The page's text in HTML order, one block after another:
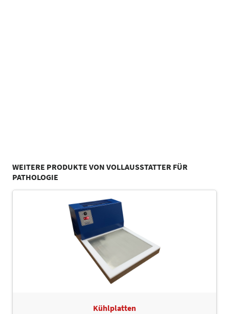
WEITERE PRODUKTE VON VOLLAUSSTATTER FÜR
PATHOLOGIE
Kühlplatten